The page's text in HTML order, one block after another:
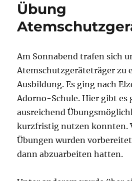
Übung
Am Sonnabend trafen sich
Atemschutzgeräteträger zu
Ausbildung. Es ging nach
Adorno-Schule. Hier gibt es
ausreichend
kurzfristig nutzen konnten.
Übungen wurden
dann abzuarbeiten hatten.